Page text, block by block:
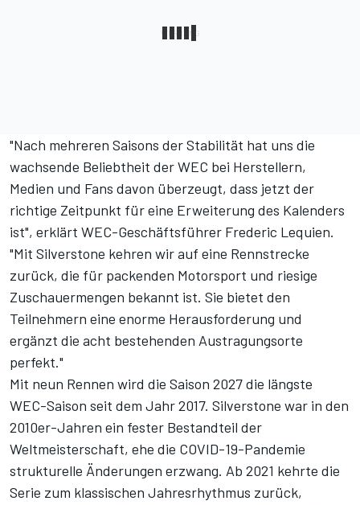
"Nach mehreren Saisons der Stabilität hat uns die
wachsende Beliebtheit der WEC bei Herstellern,
Medien und Fans davon überzeugt, dass jetzt der
richtige Zeitpunkt für eine Erweiterung des Kalenders
ist", erklärt WEC-Geschäftsführer Frederic Lequien.
"Mit Silverstone kehren wir auf eine Rennstrecke
zurück, die für packenden Motorsport und riesige
Zuschauermengen bekannt ist. Sie bietet den
Teilnehmern eine enorme Herausforderung und
ergänzt die acht bestehenden Austragungsorte
perfekt."
Mit neun Rennen wird die Saison 2027 die längste
WEC-Saison seit dem Jahr 2017. Silverstone war in den
2010er-Jahren ein fester Bestandteil der
Weltmeisterschaft, ehe die COVID-19-Pandemie
strukturelle Änderungen erzwang. Ab 2021 kehrte die
Serie zum klassischen Jahresrhythmus zurück,